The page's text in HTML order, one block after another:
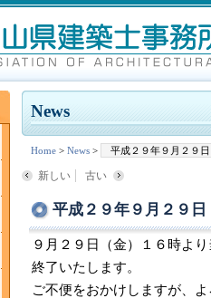
News
Home > News > 平成２９年９月２９
新しい 古い
平成２９年９月２９
９月２９日（金）１６時よ
終了いたします。
ご不便をおかけしますが、